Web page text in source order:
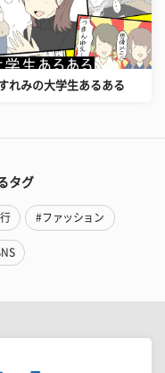
れみの大学生あるある
タグ
#ファッション